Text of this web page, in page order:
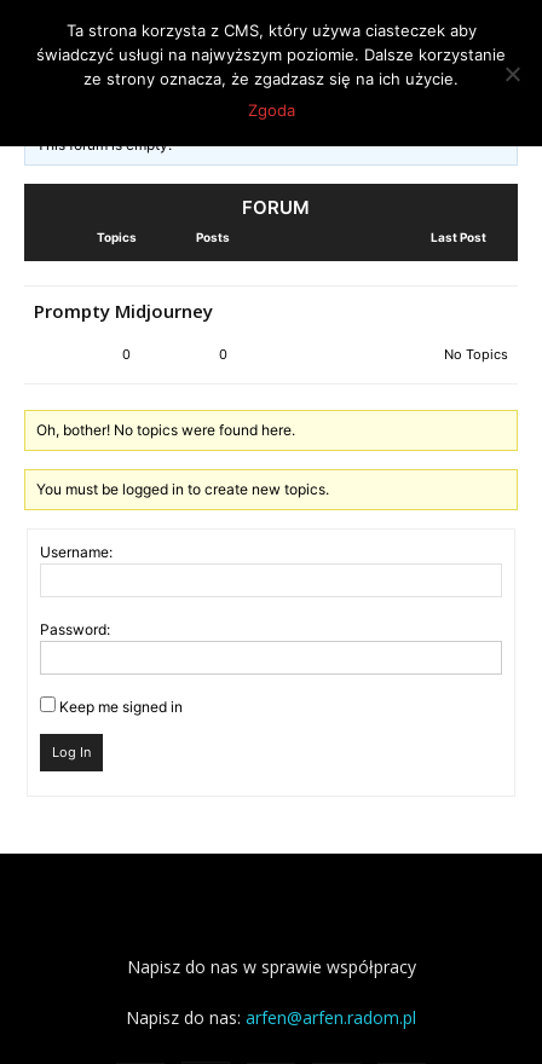
Midjourney
This forum is empty.
FORUM
Topics Posts Last Post
Prompty Midjourney
0 0 No Topics
Oh, bother! No topics were found here.
You must be logged in to create new topics.
Username:
Password:
Keep me signed in
Log In
Napisz do nas w sprawie współpracy
Napisz do nas: arfen@arfen.radom.pl
Ta strona korzysta z CMS, który używa ciasteczek aby
świadczyć usługi na najwyższym poziomie. Dalsze korzystanie
ze strony oznacza, że zgadzasz się na ich użycie.
Zgoda